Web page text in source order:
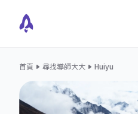
首頁 尋找導師大大 Huiyu